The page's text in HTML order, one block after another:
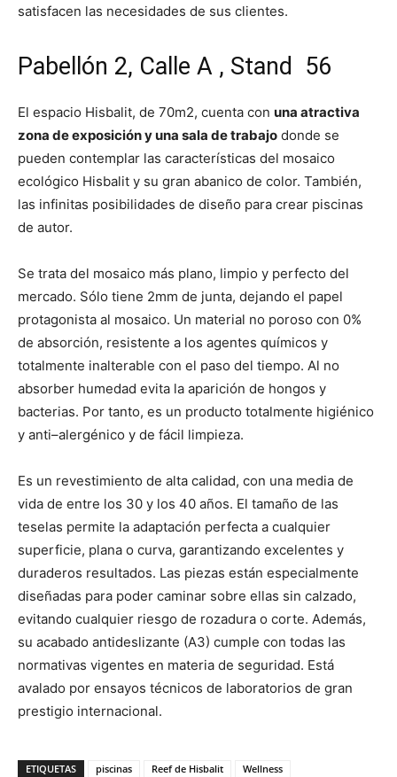
satisfacen las necesidades de sus clientes.
Pabellón 2, Calle A , Stand 56
El espacio Hisbalit, de 70m2, cuenta con una atractiva
zona de exposición y una sala de trabajo donde se
pueden contemplar las características del mosaico
ecológico Hisbalit y su gran abanico de color. También,
las infinitas posibilidades de diseño para crear piscinas
de autor.
Se trata del mosaico más plano, limpio y perfecto del
mercado. Sólo tiene 2mm de junta, dejando el papel
protagonista al mosaico. Un material no poroso con 0%
de absorción, resistente a los agentes químicos y
totalmente inalterable con el paso del tiempo. Al no
absorber humedad evita la aparición de hongos y
bacterias. Por tanto, es un producto totalmente higiénico
y anti–alergénico y de fácil limpieza.
Es un revestimiento de alta calidad, con una media de
vida de entre los 30 y los 40 años. El tamaño de las
teselas permite la adaptación perfecta a cualquier
superficie, plana o curva, garantizando excelentes y
duraderos resultados. Las piezas están especialmente
diseñadas para poder caminar sobre ellas sin calzado,
evitando cualquier riesgo de rozadura o corte. Además,
su acabado antideslizante (A3) cumple con todas las
normativas vigentes en materia de seguridad. Está
avalado por ensayos técnicos de laboratorios de gran
prestigio internacional.
ETIQUETAS piscinas Reef de Hisbalit Wellness